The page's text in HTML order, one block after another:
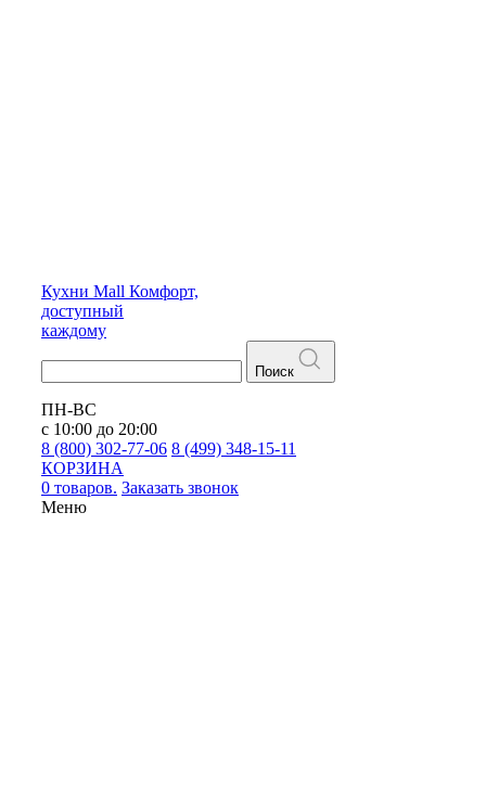
Кухни Mall Комфорт,
доступный
каждому
Поиск
ПН-ВС
с 10:00 до 20:00
8 (800) 302-77-06 8 (499) 348-15-11
КОРЗИНА
0 товаров. Заказать звонок
Меню